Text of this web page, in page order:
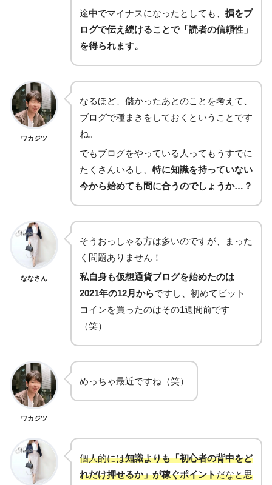
途中でマイナスになったとしても、 損をブ
ログで伝え続けることで「読者の信頼性」
を得られます。
ワカジツ
なるほど、儲かったあとのことを考えて、
ブログで種まきをしておくということです
ね。
でもブログをやっている人ってもうすでに
たくさんいるし、 特に知識を持っていない
今から始めても間に合うのでしょうか…？
ななさん
そうおっしゃる方は多いのですが、まった
く問題ありません！
私自身も仮想通貨ブログを始めたのは
2021年の12月からですし、初めてビット
コインを買ったのはその1週間前です
（笑）
ワカジツ
めっちゃ最近ですね（笑）
個人的には知識よりも「初心者の背中をど
れだけ押せるか」が稼ぐポイントだなと思